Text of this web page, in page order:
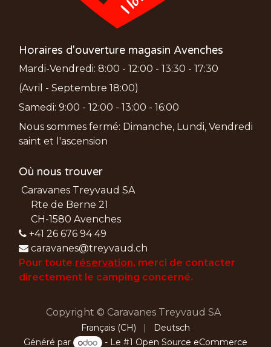
Horaires d'ouverture magasin Avenches
Mardi-Vendredi: 8:00 - 12:00 - 13:30 - 17:30
(Avril - Septembre 18:00)
Samedi: 9:00 - 12:00 - 13:00 - 16:00
Nous sommes fermé: Dimanche, Lundi, Vendredi
saint et l'ascension
Où nous trouver
Caravanes Treyvaud SA
Rte de Berne 21
CH-1580 Avenches
+41 26 676 94 49
caravanes@treyvaud.ch
Pour toute réservation, merci de contacter
directement le camping concerné.
Copyright © Caravanes Treyvaud SA
Français (CH)
Deutsch
Généré par
- Le #1 Open Source eCommerce